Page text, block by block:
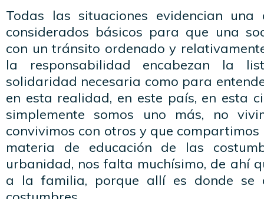
Todas las situaciones evidencian una
considerados básicos para que una
con un tránsito ordenado y
la responsabilidad encabezan la
solidaridad necesaria como para
en esta realidad, en este país, en esta
simplemente somos uno más, no
convivimos con otros y que compartimos
materia de educación de las
urbanidad, nos falta muchísimo, de ahí
a la familia, porque allí es donde se